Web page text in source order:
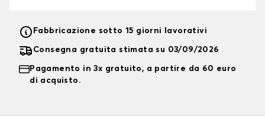
Fabbricazione sotto 15 giorni lavorativi
Consegna gratuita stimata su 03/09/2026
Pagamento in 3x gratuito, a partire da 60 euro
di acquisto.